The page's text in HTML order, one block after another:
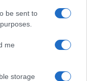
be sent to
me
storage